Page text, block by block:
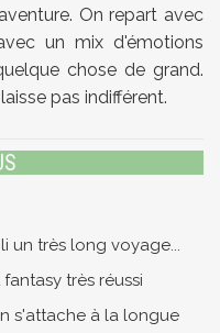
On repart avec
un mix d'émotions
chose de grand.
pas indifférent.
un très long voyage...
très réussi
s'attache à la longue